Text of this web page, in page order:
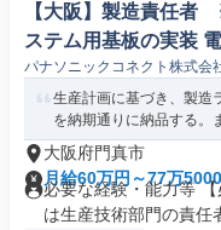
【大阪】製造責任者
ステム用基板の実装
パナソニックコネクト株式会
生産計画に基づき、製造
を納期通りに納品する。
大阪府門真市
月給60万円～77万
必要な経験・能力等
は生産技術部門の責任